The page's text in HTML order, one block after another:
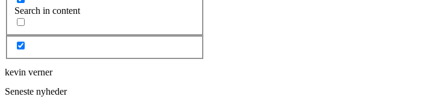
Search in content
kevin verner
Seneste nyheder